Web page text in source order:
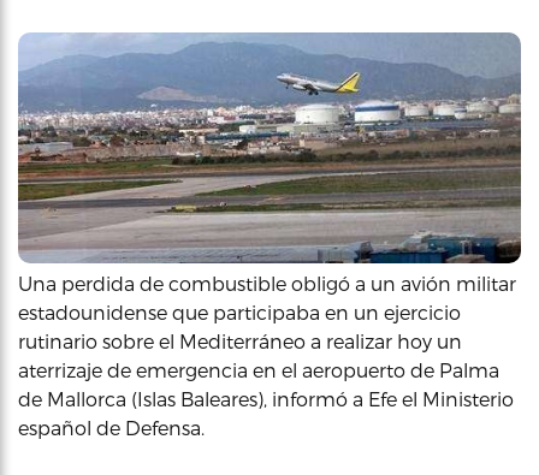
Una perdida de combustible obligó a un avión militar
estadounidense que participaba en un ejercicio
rutinario sobre el Mediterráneo a realizar hoy un
aterrizaje de emergencia en el aeropuerto de Palma
de Mallorca (Islas Baleares), informó a Efe el Ministerio
español de Defensa.